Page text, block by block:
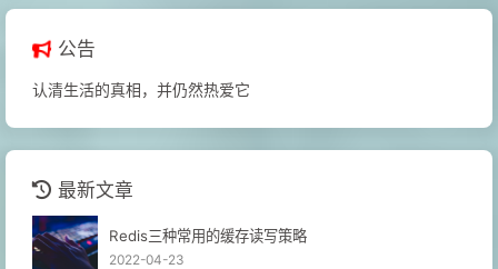
公告
认清生活的真相，并仍然热爱它
最新文章
Redis三种常用的缓存读写策略
2022-04-23